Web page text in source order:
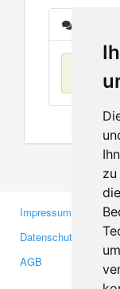
Impressum
Datenschutzerklärung
AGB